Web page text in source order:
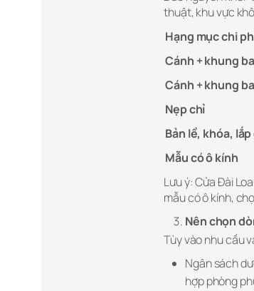
thuật, khu vực
Hạng mục chi
Cánh + khung
Cánh + khung
Nẹp chỉ
Bản lề, khóa,
Mẫu có ô kính
Lưu ý: Cửa Đài
mẫu có ô kính,
Nên chọn
Tùy vào nhu cầu
Ngân sách
hợp phòng